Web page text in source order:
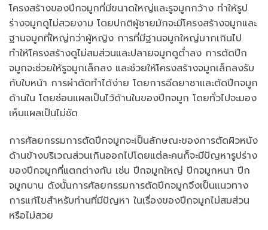
โครงสร้างของปีกจมูกที่มีขนาดใหญ่และรูจมูกกว้าง ทำให้รูป
ร่างจมูกดูไม่สวยงาม โดยปกติผู้ชายมักจะมีโครงสร้างจมูกและ
ฐานจมูกที่ใหญ่กว่าผู้หญิง การที่มีฐานจมูกใหญ่มากเกินไป
ทำให้โครงสร้างดูไม่สมส่วนและปลายจมูกดูต่ำลง การตัดปีก
จมูกจะช่วยให้รูจมูกเล็กลง และช่วยให้โครงสร้างจมูกเล็กลงรับ
กับใบหน้า การผ่าตัดทำได้ง่าย โดยการฉีดยาชาและตัดปีกจมูก
ด้านใน โดยซ่อนแผลเป็นไว้ด้านในของปีกจมูก โดยทั่วไปจะมอง
เห็นแผลเป็นไม่ชัด
การศัลยกรรมการตัดปีกจมูกจะเป็นลักษณะของการตัดผิวหนัง
ด้านข้างบริเวณส่วนเกินออกไปโดยแต่ละคนก็จะมีปัญหารูปร่าง
ของปีกจมูกที่แตกต่างกัน เช่น ปีกจมูกใหญ่ ปีกจมูกหนา ปีก
จมูกบาน ดังนั้นการศัลยกรรมการตัดปีกจมูกจึงเป็นแนวทาง
การแก้ไขสำหรับท่านที่มีปัญหา ในเรื่องของปีกจมูกไม่สมส่วน
หรือไม่สวย